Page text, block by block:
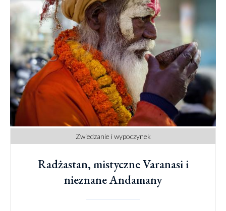
Zwiedzanie i wypoczynek
Radżastan, mistyczne Varanasi i
nieznane Andamany